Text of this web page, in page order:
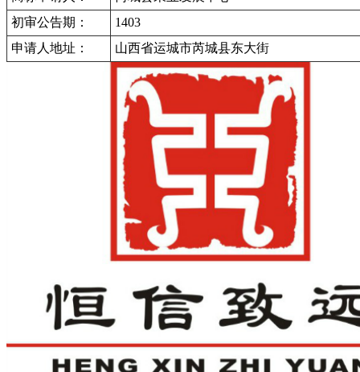
初审公告期：
1403
申请人地址：
山西省运城市芮城县东大街